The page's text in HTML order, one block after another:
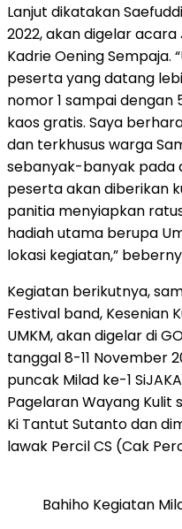
Lanjut dikatakan
2022, akan digelar acara
Kadrie Oening Sempaja.
peserta yang datang
nomor 1 sampai
kaos gratis. Saya
dan terkhusus warga
sebanyak-banyak pada
peserta akan diberikan
panitia menyiapkan
hadiah utama berupa
lokasi kegiatan,”
Kegiatan berikutnya,
Festival band, Kesenian
UMKM, akan digelar di
tanggal 8-11 November
puncak Milad ke-1
Pagelaran Wayang Kulit
Ki Tantut Sutanto dan
lawak Percil CS (Cak
Bahiho Kegiatan